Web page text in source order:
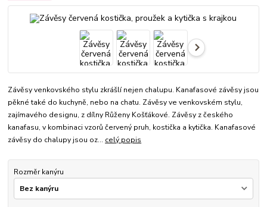
Závěsy venkovského stylu zkrášlí nejen chalupu. Kanafasové závěsy jsou
pěkné také do kuchyně, nebo na chatu. Závěsy ve venkovském stylu,
zajímavého designu, z dílny Růženy Košťákové. Závěsy z českého
kanafasu, v kombinaci vzorů červený pruh, kostička a kytička. Kanafasové
závěsy do chalupy jsou oz... celý popis
Rozměr kanýru